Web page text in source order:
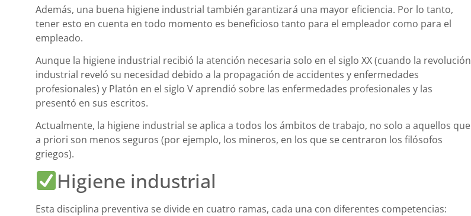
Además, una buena higiene industrial también garantizará una mayor eficiencia. Por lo tanto,
tener esto en cuenta en todo momento es beneficioso tanto para el empleador como para el
empleado.
Aunque la higiene industrial recibió la atención necesaria solo en el siglo XX (cuando la revolución
industrial reveló su necesidad debido a la propagación de accidentes y enfermedades
profesionales) y Platón en el siglo V aprendió sobre las enfermedades profesionales y las
presentó en sus escritos.
Actualmente, la higiene industrial se aplica a todos los ámbitos de trabajo, no solo a aquellos que
a priori son menos seguros (por ejemplo, los mineros, en los que se centraron los filósofos
griegos).
Higiene industrial
Esta disciplina preventiva se divide en cuatro ramas, cada una con diferentes competencias: